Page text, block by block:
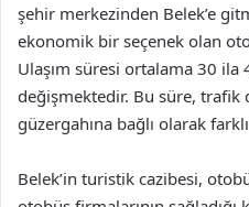
şehir merkezinden Belek’e
ekonomik bir seçenek olan
Ulaşım süresi ortalama 30 ila
değişmektedir. Bu süre,
güzergahına bağlı olarak
Belek’in turistik cazibesi,